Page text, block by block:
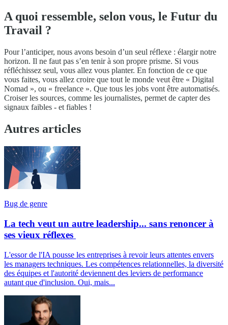
A quoi ressemble, selon vous, le Futur du
Travail ?
Pour l’anticiper, nous avons besoin d’un seul réflexe : élargir notre
horizon. Il ne faut pas s’en tenir à son propre prisme. Si vous
réfléchissez seul, vous allez vous planter. En fonction de ce que
vous faites, vous allez croire que tout le monde veut être « Digital
Nomad », ou « freelance ». Que tous les jobs vont être automatisés.
Croiser les sources, comme les journalistes, permet de capter des
signaux faibles - et fiables !
Autres articles
Bug de genre
La tech veut un autre leadership... sans renoncer à
ses vieux réflexes
L'essor de l'IA pousse les entreprises à revoir leurs attentes envers
les managers techniques. Les compétences relationnelles, la diversité
des équipes et l'autorité deviennent des leviers de performance
autant que d'inclusion. Oui, mais...